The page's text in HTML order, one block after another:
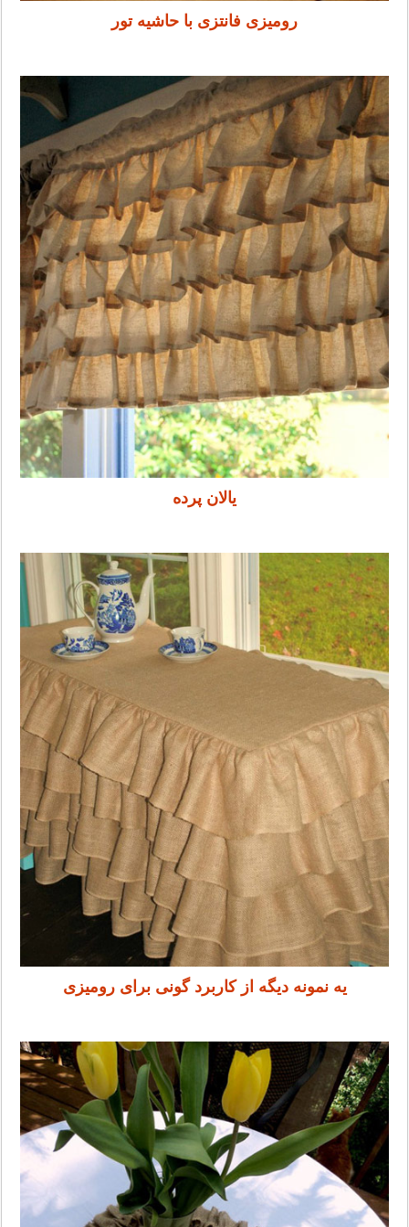
رومیزی فانتزی با حاشیه تور
یالان پرده
یه نمونه دیگه از کاربرد گونی برای رومیزی